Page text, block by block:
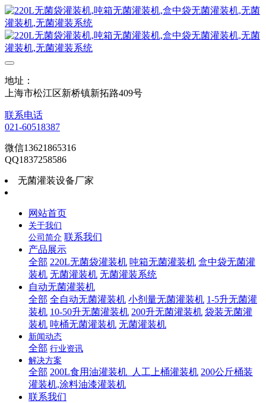
地址：
上海市松江区新桥镇新拓路409号
联系电话
021-60518387
微信13621865316
QQ1837258586
无菌灌装设备厂家
网站首页
关于我们
公司简介 联系我们
产品展示
全部 220L无菌袋灌装机 吨箱无菌灌装机 盒中袋无菌灌
装机 无菌灌装机 无菌灌装系统
自动无菌灌装机
全部 全自动无菌灌装机 小剂量无菌灌装机 1-5升无菌灌
装机 10-50升无菌灌装机 200升无菌灌装机 袋装无菌灌
装机 吨桶无菌灌装机 无菌灌装机
新闻动态
全部 行业资讯
解决方案
全部 200L食用油灌装机_人工上桶灌装机 200公斤桶装
灌装机,涂料油漆灌装机
联系我们